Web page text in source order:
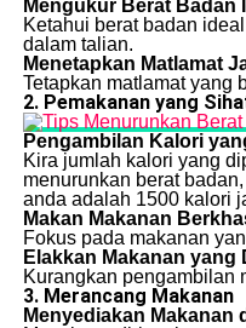
Mengukur Berat Badan
Ketahui berat badan
dalam talian.
Menetapkan Matlamat
Tetapkan matlamat yang
2. Pemakanan yang
Pengambilan Kalori
Kira jumlah kalori yang
menurunkan berat
anda adalah 1500 kalori
Makan Makanan
Fokus pada makanan
Elakkan Makanan yang
Kurangkan pengambilan
3. Merancang Makanan
Menyediakan Makanan